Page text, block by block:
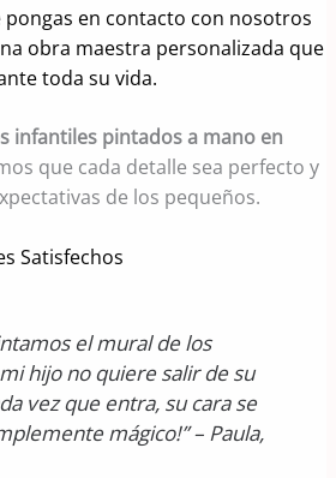
pongas en contacto con nosotros
obra maestra personalizada que
toda su vida.
infantiles pintados a mano en
que cada detalle sea perfecto y
de los pequeños.
Satisfechos
el mural de los
hijo no quiere salir de su
vez que entra, su cara se
mágico!” – Paula,